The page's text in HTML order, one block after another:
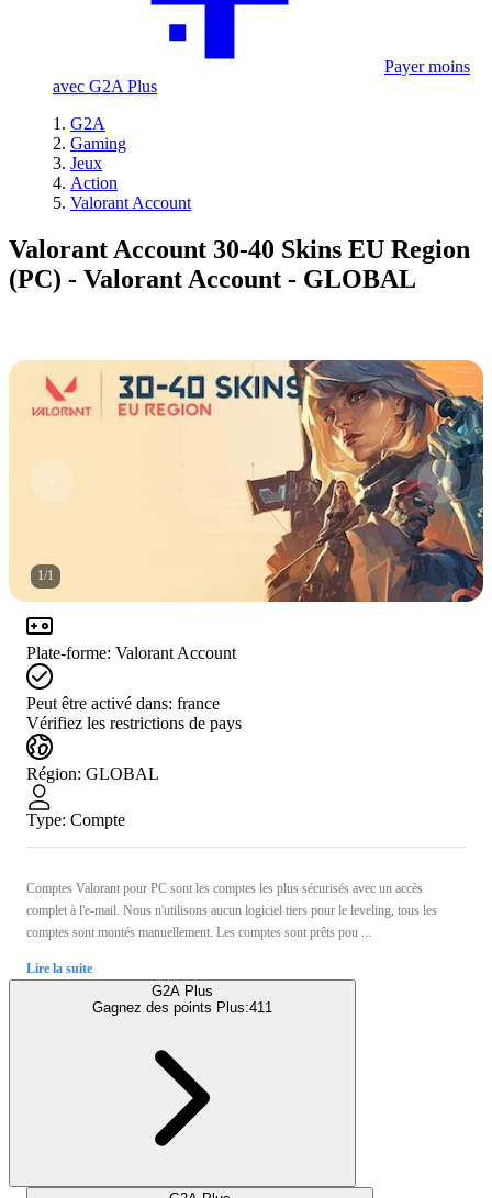
Payer moins
avec G2A Plus
G2A
Gaming
Jeux
Action
Valorant Account
Valorant Account 30-40 Skins EU Region
(PC) - Valorant Account - GLOBAL
1/1
Plate-forme: Valorant Account
Peut être activé dans: france
Vérifiez les restrictions de pays
Région: GLOBAL
Type: Compte
Comptes Valorant pour PC sont les comptes les plus sécurisés avec un accès
complet à l'e-mail. Nous n'utilisons aucun logiciel tiers pour le leveling, tous les
comptes sont montés manuellement. Les comptes sont prêts pou ...
Lire la suite
G2A Plus
Gagnez des points Plus:411